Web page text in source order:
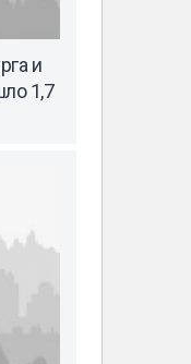
и
1,7